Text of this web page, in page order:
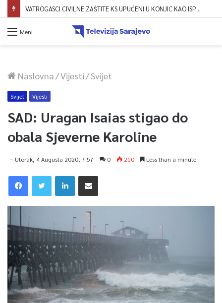
VATROGASCI CIVILNE ZAŠTITE KS UPUĆENI U KONJIC KAO ISPOMOĆ U GAŠENJU POŽARA
Meni
Naslovna/Vijesti/Svijet
Svijet Vijesti
SAD: Uragan Isaias stigao do
obala Sjeverne Karoline
Utorak, 4 Augusta 2020, 7:57 0 210 Less than a minute